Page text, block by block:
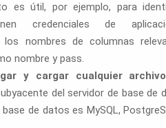
es útil, por ejemplo, para
credenciales de
los nombres de columnas
nombre y pass.
y cargar cualquier
del servidor de base de
de datos es MySQL,